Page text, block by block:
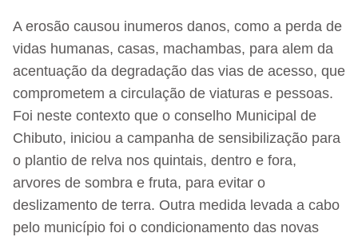
A erosão causou inumeros danos, como a perda de
vidas humanas, casas, machambas, para alem da
acentuação da degradação das vias de acesso, que
comprometem a circulação de viaturas e pessoas.
Foi neste contexto que o conselho Municipal de
Chibuto, iniciou a campanha de sensibilização para
o plantio de relva nos quintais, dentro e fora,
arvores de sombra e fruta, para evitar o
deslizamento de terra. Outra medida levada a cabo
pelo município foi o condicionamento das novas